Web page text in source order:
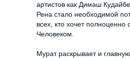
артистов как Димаш
Рена стало необходимой
всех, кто хочет
Человеком.
Мурат раскрывает и